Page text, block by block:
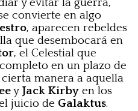
y evitar la guerra,
convierte en algo
, aparecen rebeldes
que desembocará en
, el Celestial que
en un plazo de
manera a aquella
y Jack Kirby en los
juicio de Galaktus.